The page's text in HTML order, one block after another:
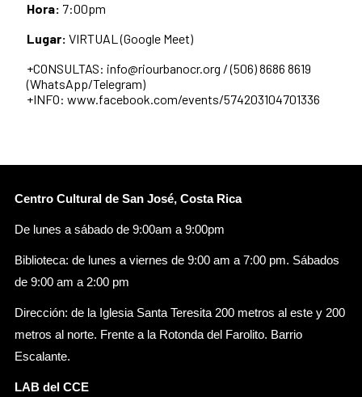
Hora: 7:00pm
Lugar: VIRTUAL (Google Meet)
+CONSULTAS: info@riourbanocr.org / (506) 8686 8619
(WhatsApp/Telegram)
+INFO: www.facebook.com/events/574203104701336
Centro Cultural de San José, Costa Rica
De lunes a sábado de 9:00am a 9:00pm
Biblioteca: de lunes a viernes de 9:00 am a 7:00 pm. Sábados
de 9:00 am a 2:00 pm
Dirección: de la Iglesia Santa Teresita 200 metros al este y 200
metros al norte. Frente a la Rotonda del Farolito. Barrio
Escalante.
LAB del CCE